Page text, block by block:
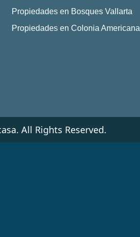
Propiedades en Bosques Vallarta
Propiedades en Colonia Americana
All Rights Reserved.